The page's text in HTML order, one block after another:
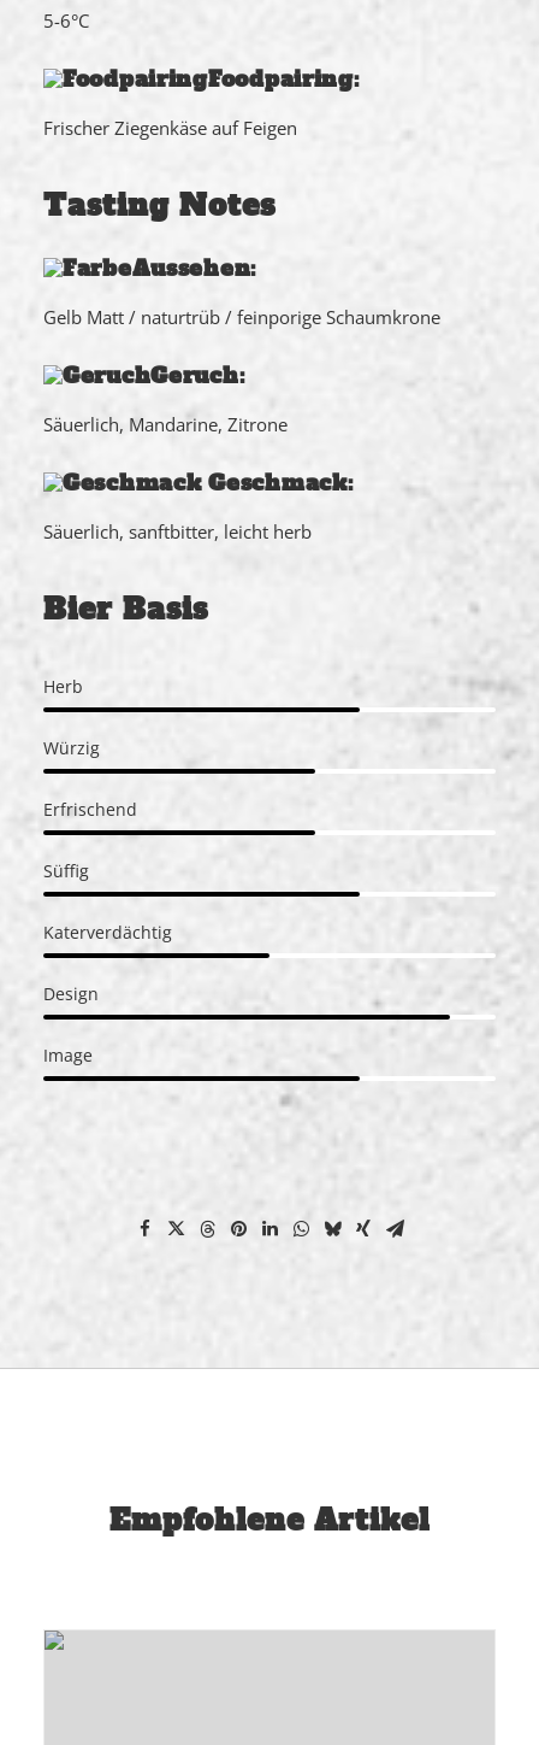
5-6°C
Foodpairing:
Frischer Ziegenkäse auf Feigen
Tasting Notes
Aussehen:
Gelb Matt / naturtrüb / feinporige Schaumkrone
Geruch:
Säuerlich, Mandarine, Zitrone
Geschmack:
Säuerlich, sanftbitter, leicht herb
Bier Basis
Herb
Würzig
Erfrischend
Süffig
Katerverdächtig
Design
Image
Empfohlene Artikel